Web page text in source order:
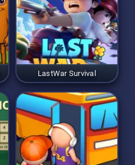
LastWar Survival